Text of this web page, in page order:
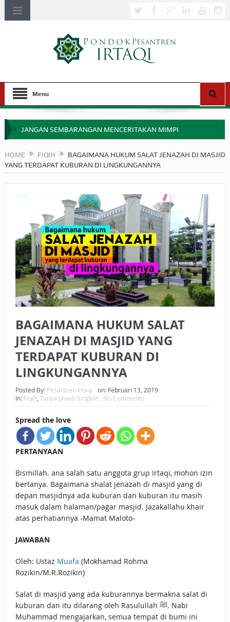
Menu
JANGAN SEMBARANGAN MENCERITAKAN MIMPI
MIMPI YANG DIABAIKAN MENJELANG PERANG BADAR
SEBELUM TIBA SAAT WAJIB?
HAKIKAT NIKMAT DI DUNIA!
BAGAIMANA CARA MEMBAYAR ZAKAT UANG?
UANG HARAM BISA MENJADI HALAL JIKA SEBAB
KEPEMILIKANNYA BERUBAH
ISTIDLAL BATIL VS ISTIDLAL SYAR’I
BAHASA CINTA KARENA ALLAH
HUKUM MEMBAYAR ZAKAT DENGAN CARA MENGANGSUR
HUKUM MEMBAYAR ZAKAT KEPADA KERABAT SENDIRI
HOME FIQIH
BAGAIMANA HUKUM SALAT JENAZAH DI MASJID
YANG TERDAPAT KUBURAN DI LINGKUNGANNYA
BAGAIMANA HUKUM SALAT
JENAZAH DI MASJID YANG
TERDAPAT KUBURAN DI
LINGKUNGANNYA
Posted By: Pesantren Irtaqi on: Februari 13, 2019
In: Fiqih Tanya Jawab Singkat No Comments
Spread the love
PERTANYAAN
Bismillah. ana salah satu anggota grup Irtaqi, mohon izin
bertanya. Bagaimana shalat jenazah di masjid yang di
depan masjidnya ada kuburan dan kuburan itu masih
masuk dalam halaman/pagar masjid. Jazakallahu khair
atas perhatiannya -Mamat Maloto-
JAWABAN
Oleh: Ustaz Muafa (Mokhamad Rohma
Rozikin/M.R.Rozikin)
Salat di masjid yang ada kuburannya bermakna salat di
kuburan dan itu dilarang oleh Rasulullah ﷺ. Nabi
Muhammad mengajarkan, semua tempat di bumi ini